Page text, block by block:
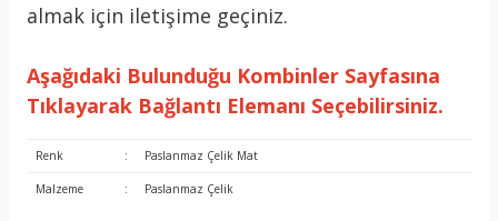
almak için iletişime geçiniz.
Aşağıdaki Bulunduğu Kombinler Sayfasına
Tıklayarak Bağlantı Elemanı Seçebilirsiniz.
Renk : Paslanmaz Çelik Mat
Malzeme : Paslanmaz Çelik